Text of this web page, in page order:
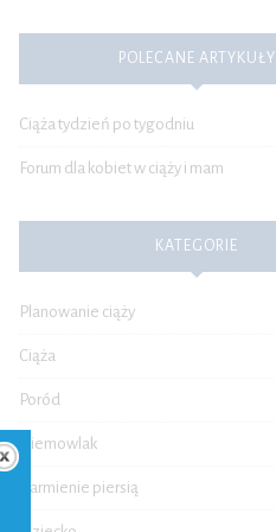
POLECANE ARTYKUŁY
Ciąża tydzień po tygodniu
Forum dla kobiet w ciąży i mam
KATEGORIE
Planowanie ciąży
Ciąża
Poród
Niemowlak
Karmienie piersią